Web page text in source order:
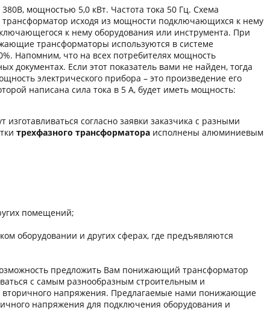
мощностью 5,0 кВт. Частота тока 50 Гц. Схема
исходя из мощности подключающихся к нему
к нему оборудования или инструмента. При
трансформаторы используются в системе
Напомним, что на всех потребителях мощность
документах. Если этот показатель вами не найден, тогда
электрического прибора – это произведение его
написана сила тока в 5 А, будет иметь мощность:
изготавливаться согласно заявки заказчика с разными
трехфазного трансформатора исполнены алюминиевым
помещений;
оборудовании и других сферaх, где предъявляются
предложить Вам понижающий трансформатор
с самым разнообразным строительным и
вторичного напряжения. Предлагаемые нами понижающие
напряжения для подключения оборудования и